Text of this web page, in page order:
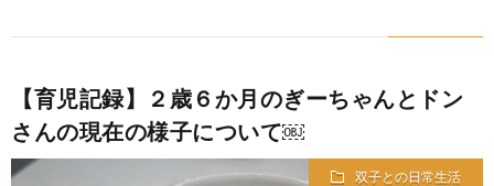
【育児記録】２歳６か月のぎーちゃんとドン
さんの現在の様子について￼
双子との日常生活